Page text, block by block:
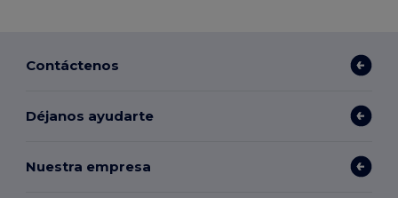
Contáctenos
Déjanos ayudarte
Nuestra empresa